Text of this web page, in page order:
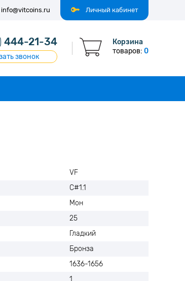
Личный кабинет
info@vitcoins.ru
444-21-34
звонок
Корзина
товаров: 0
VF
C#1.1
Мон
25
Гладкий
Бронза
1636-1656
1